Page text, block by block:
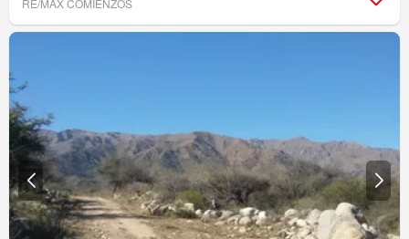
RE/MAX COMIENZOS